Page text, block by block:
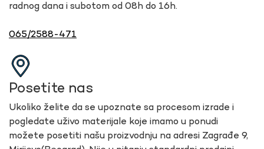
radnog dana i subotom od 08h do 16h.
065/2588-471
Posetite nas
Ukoliko želite da se upoznate sa procesom izrade i
pogledate uživo materijale koje imamo u ponudi
možete posetiti našu proizvodnju na adresi Zagrađe 9,